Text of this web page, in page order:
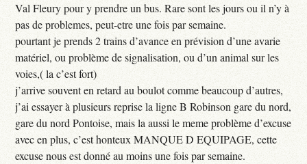
Val Fleury pour y prendre un bus. Rare sont les jours ou il n’y à
pas de problemes, peut-etre une fois par semaine.
pourtant je prends 2 trains d’avance en prévision d’une avarie
matériel, ou problème de signalisation, ou d’un animal sur les
voies,( la c’est fort)
j’arrive souvent en retard au boulot comme beaucoup d’autres,
j’ai essayer à plusieurs reprise la ligne B Robinson gare du nord,
gare du nord Pontoise, mais la aussi le meme problème d’excuse
avec en plus, c’est honteux MANQUE D EQUIPAGE, cette
excuse nous est donné au moins une fois par semaine.